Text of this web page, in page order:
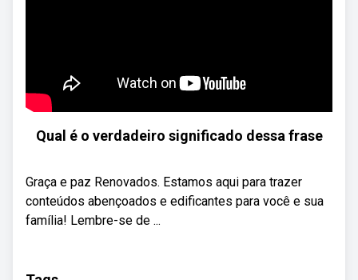
Qual é o verdadeiro significado dessa frase
Graça e paz Renovados. Estamos aqui para trazer
conteúdos abençoados e edificantes para você e sua
família! Lembre-se de ...